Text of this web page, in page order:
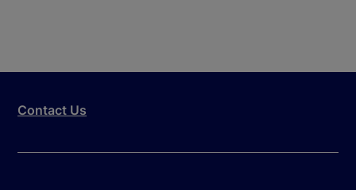
Contact Us